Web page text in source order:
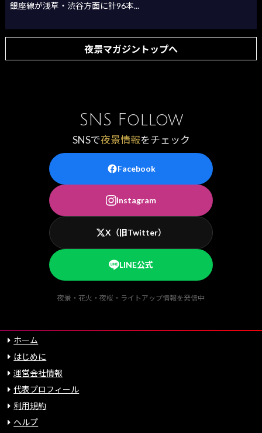
銀座線が浅草・渋谷方面に計96本...
夜景マガジントップへ
SNS Follow
SNSで夜景情報をチェック
Facebook
Instagram
X（旧Twitter）
LINE公式
夜景・花火・夜桜・ライトアップ情報を発信中
ホーム
はじめに
運営会社情報
代表プロフィール
利用規約
ヘルプ